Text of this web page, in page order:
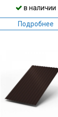
в наличии
Подробнее